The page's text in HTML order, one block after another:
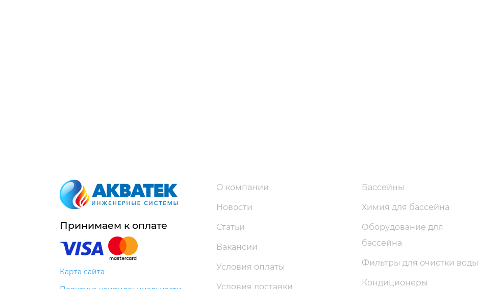
Принимаем к оплате
Карта сайта
О компании
Новости
Статьи
Вакансии
Условия оплаты
Условия доставки
Бассейны
Химия для бассейна
Оборудование для
бассейна
Фильтры для очистки воды
Кондиционеры